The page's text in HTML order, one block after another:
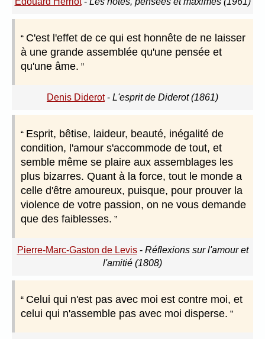
C'est l'effet de ce qui est honnête de ne laisser
à une grande assemblée qu'une pensée et
qu'une âme.
Denis Diderot- L'esprit de Diderot (1861)
Esprit, bêtise, laideur, beauté, inégalité de
condition, l'amour s'accommode de tout, et
semble même se plaire aux assemblages les
plus bizarres. Quant à la force, tout le monde a
celle d'être amoureux, puisque, pour prouver la
violence de votre passion, on ne vous demande
que des faiblesses.
Pierre-Marc-Gaston de Levis- Réflexions sur l'amour et
l'amitié (1808)
Celui qui n'est pas avec moi est contre moi, et
celui qui n'assemble pas avec moi disperse.